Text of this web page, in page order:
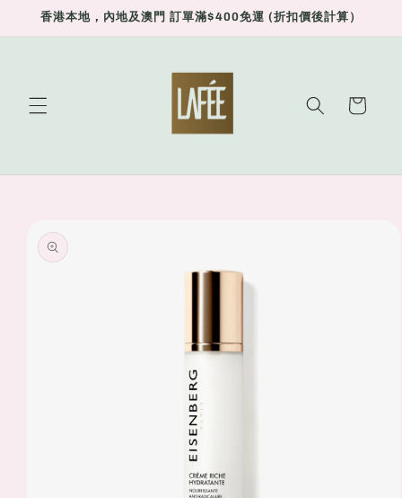
Skip to
香港本地，內地及澳門 訂單滿$400免運 (折扣價後計算）
Cart
product
information